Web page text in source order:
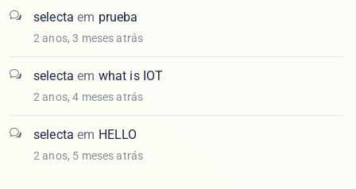
selecta em prueba
2 anos, 3 meses atrás
selecta em what is IOT
2 anos, 4 meses atrás
selecta em HELLO
2 anos, 5 meses atrás